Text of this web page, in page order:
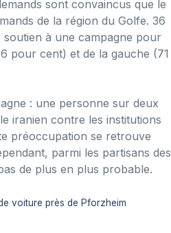
sont convaincus que le
de la région du Golfe. 36
soutien à une campagne pour
pour cent) et de la gauche (71
: une personne sur deux
iranien contre les institutions
préoccupation se retrouve
parmi les partisans des
de plus en plus probable.
voiture près de Pforzheim